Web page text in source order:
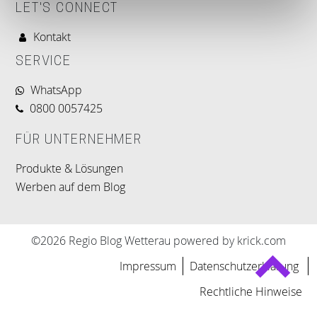
LET'S CONNECT
Kontakt
SERVICE
WhatsApp
0800 0057425
FÜR UNTERNEHMER
Produkte & Lösungen
Werben auf dem Blog
©2026 Regio Blog Wetterau powered by krick.com
Impressum
Datenschutzerklärung
Rechtliche Hinweise